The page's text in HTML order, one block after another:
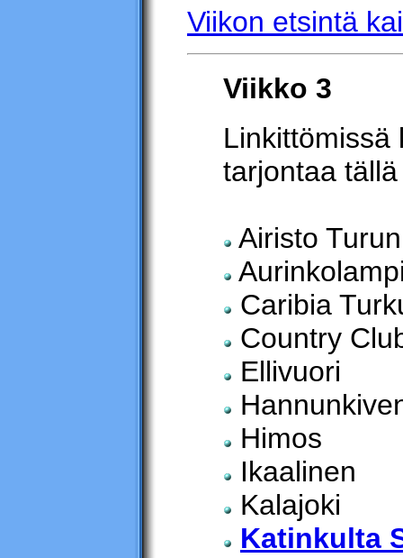
Viikon etsintä
Viikko 3
Linkittömissä
tarjontaa
Airisto
Caribia
Country
Ellivuori
Himos
Ikaalinen
Kalajoki
Katinkulta